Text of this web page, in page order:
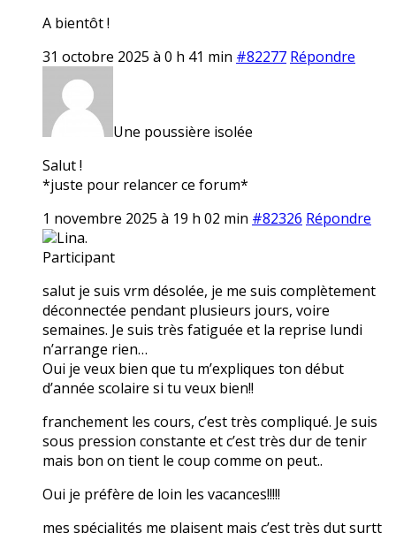
A bientôt !
31 octobre 2025 à 0 h 41 min #82277 Répondre
Une poussière isolée
Salut !
*juste pour relancer ce forum*
1 novembre 2025 à 19 h 02 min #82326 Répondre
Lina.
Participant
salut je suis vrm désolée, je me suis complètement
déconnectée pendant plusieurs jours, voire
semaines. Je suis très fatiguée et la reprise lundi
n’arrange rien…
Oui je veux bien que tu m’expliques ton début
d’année scolaire si tu veux bien!!
franchement les cours, c’est très compliqué. Je suis
sous pression constante et c’est très dur de tenir
mais bon on tient le coup comme on peut..
Oui je préfère de loin les vacances!!!!!
mes spécialités me plaisent mais c’est très dut surtt